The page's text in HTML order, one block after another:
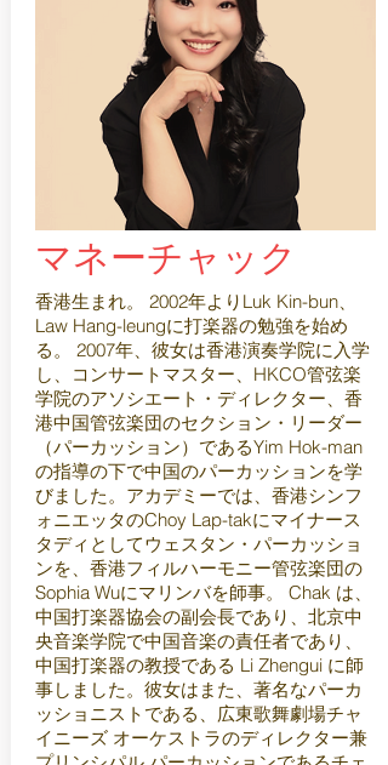
マネーチャック
香港生まれ。 2002年よりLuk Kin-bun、
Law Hang-leungに打楽器の勉強を始め
る。 2007年、彼女は香港演奏学院に入学
し、コンサートマスター、HKCO管弦楽
学院のアソシエート・ディレクター、香
港中国管弦楽団のセクション・リーダー
（パーカッション）であるYim Hok-man
の指導の下で中国のパーカッションを学
びました。アカデミーでは、香港シンフ
ォニエッタのChoy Lap-takにマイナース
タディとしてウェスタン・パーカッショ
ンを、香港フィルハーモニー管弦楽団の
Sophia Wuにマリンバを師事。 Chak は、
中国打楽器協会の副会長であり、北京中
央音楽学院で中国音楽の責任者であり、
中国打楽器の教授である Li Zhengui に師
事しました。彼女はまた、著名なパーカ
ッショニストである、広東歌舞劇場チャ
イニーズ オーケストラのディレクター兼